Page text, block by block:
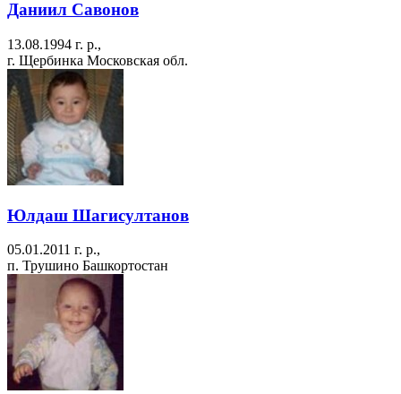
Даниил Савонов
13.08.1994 г. р.,
г. Щербинка Московская обл.
Юлдаш Шагисултанов
05.01.2011 г. р.,
п. Трушино Башкортостан